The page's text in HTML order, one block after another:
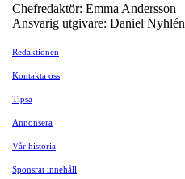
Chefredaktör: Emma Andersson
Ansvarig utgivare: Daniel Nyhlén
Redaktionen
Kontakta oss
Tipsa
Annonsera
Vår historia
Sponsrat innehåll